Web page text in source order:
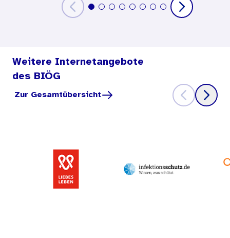
Weitere Internetangebote
des BIÖG
Zur Gesamtübersicht